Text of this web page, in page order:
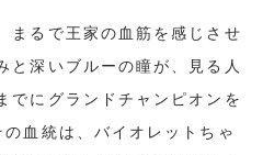
まるで王家の血筋を感じさせ
と深いブルーの瞳が、見る人
でにグランドチャンピオンを
血統は、バイオレットちゃ